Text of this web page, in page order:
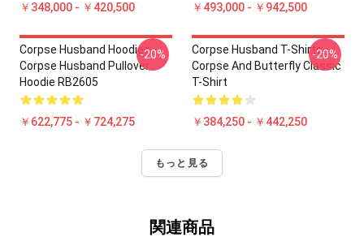
￥348,000 - ￥420,500 ￥493,000 - ￥942,500
Corpse Husband Hoodies -
Corpse Husband Pullover
Hoodie RB2605
￥622,775 - ￥724,275
-20%
Corpse Husband T-Shirts -
Corpse And Butterfly Classic
T-Shirt
￥384,250 - ￥442,250
-20%
もっと見る
関連商品